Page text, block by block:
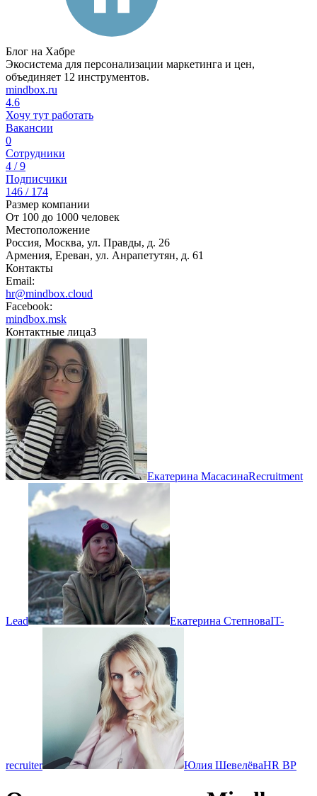
Блог на Хабре
Экосистема для персонализации маркетинга и цен,
объединяет 12 инструментов.
mindbox.ru
4.6
Хочу тут работать
Вакансии
0
Сотрудники
4 / 9
Подписчики
146 / 174
Размер компании
От 100 до 1000 человек
Местоположение
Россия, Москва, ул. Правды, д. 26
Армения, Ереван, ул. Анрапетутян, д. 61
Контакты
Email:
hr@mindbox.cloud
Facebook:
mindbox.msk
Контактные лица3
Екатерина МасасинаRecruitment
Lead Екатерина СтепноваIT-
recruiter Юлия ШевелёваHR BP